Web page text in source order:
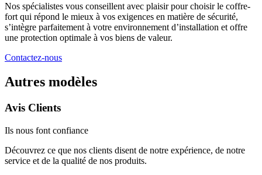
Nos spécialistes vous conseillent avec plaisir pour choisir le coffre-
fort qui répond le mieux à vos exigences en matière de sécurité,
s’intègre parfaitement à votre environnement d’installation et offre
une protection optimale à vos biens de valeur.
Contactez-nous
Autres modèles
Avis Clients
Ils nous font confiance
Découvrez ce que nos clients disent de notre expérience, de notre
service et de la qualité de nos produits.